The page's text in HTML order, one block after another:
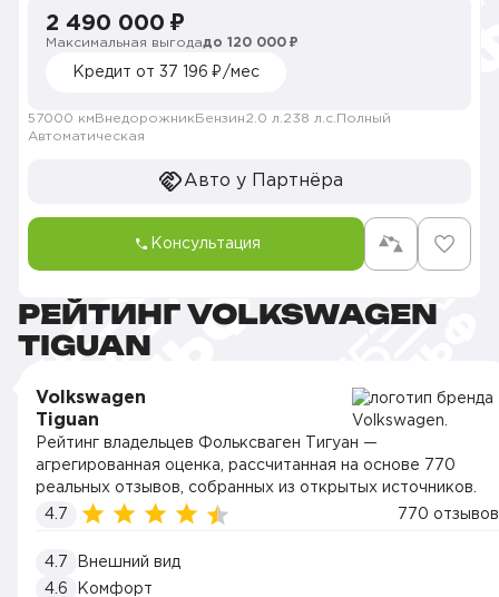
2 490 000 ₽
Максимальная выгодадо 120 000 ₽
Кредит от 37 196 ₽/мес
57000 км Внедорожник Бензин2.0 л. 238 л.с. Полный
Автоматическая
Авто у Партнёра
Консультация
РЕЙТИНГ VOLKSWAGEN
TIGUAN
Volkswagen
Tiguan
Рейтинг владельцев Фольксваген Тигуан —
агрегированная оценка, рассчитанная на основе 770
реальных отзывов, собранных из открытых источников.
4.7
770 отзывов
4.7
Внешний вид
4.6
Комфорт